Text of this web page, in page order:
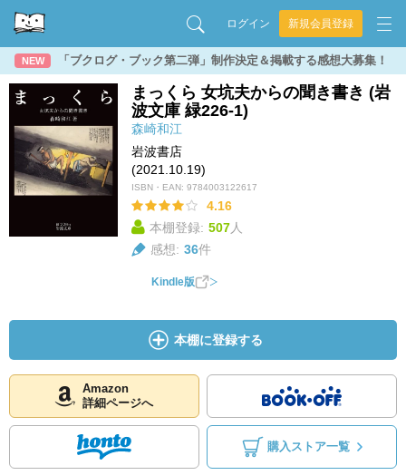
ログイン 新規会員登録
NEW 「ブクログ・ブック第二弾」制作決定＆掲載する感想大募集！
まっくら 女坑夫からの聞き書き (岩
波文庫 緑226-1)
森崎和江
岩波書店
(2021.10.19)
ISBN・EAN: 9784003122617
4.16
本棚登録: 507人
感想: 36件
Kindle版
本棚に登録する
Amazon
詳細ページへ
購入ストア一覧